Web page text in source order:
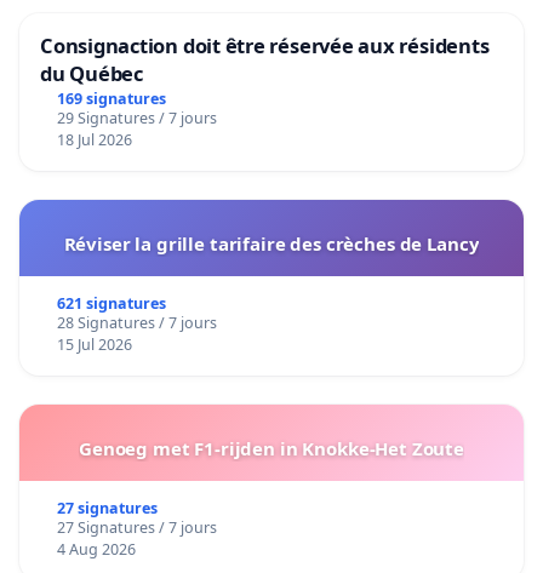
Consignaction doit être réservée aux résidents
du Québec
169 signatures
29 Signatures / 7 jours
18 Jul 2026
Réviser la grille tarifaire des crèches de Lancy
621 signatures
28 Signatures / 7 jours
15 Jul 2026
Genoeg met F1-rijden in Knokke-Het Zoute
27 signatures
27 Signatures / 7 jours
4 Aug 2026